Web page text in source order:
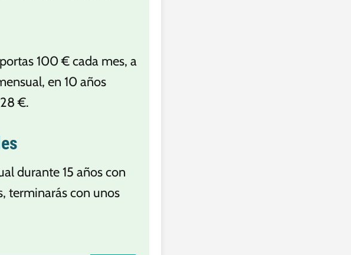
100 € cada mes, a
en 10 años
€.
durante 15 años con
terminarás con unos